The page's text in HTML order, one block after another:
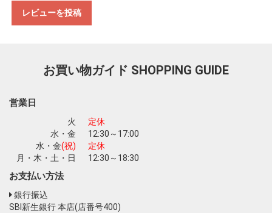
お買い物を続ける
レビューを投稿
お買い物ガイド SHOPPING GUIDE
営業日
火
定休
水・金
12:30～17:00
水・金(祝)
定休
月・木・土・日
12:30～18:30
お支払い方法
銀行振込
SBI新生銀行 本店(店番号400)